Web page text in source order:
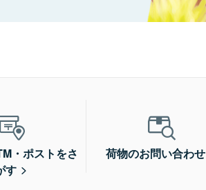
・ポストをさ
す
荷物のお問い合わせ